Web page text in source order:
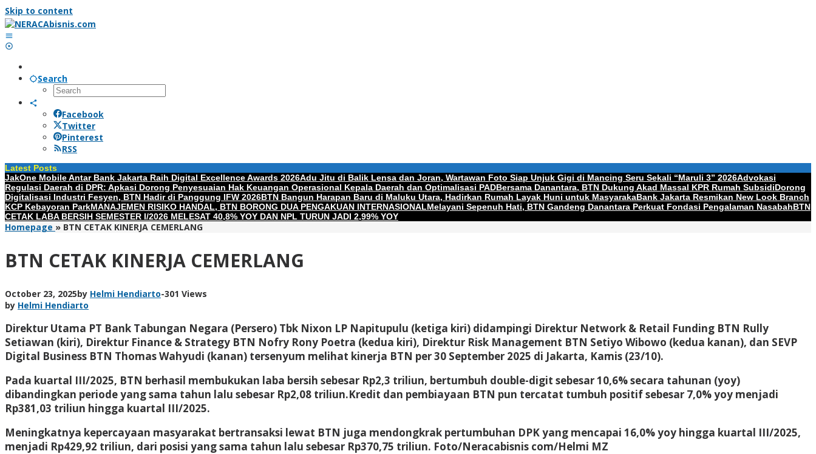
Skip to content
Search
Facebook
Twitter
Pinterest
RSS
Latest Posts
JakOne Mobile Antar Bank Jakarta Raih Digital Excellence Awards 2026Adu Jitu di Balik Lensa dan Joran, Wartawan Foto Siap Unjuk Gigi di Mancing Seru Sekali “Maruli 3” 2026Advokasi
Regulasi Daerah di DPR: Apkasi Dorong Penyesuaian Hak Keuangan Operasional Kepala Daerah dan Optimalisasi PADBersama Danantara, BTN Dukung Akad Massal KPR Rumah SubsidiDorong
Digitalisasi Industri Fesyen, BTN Hadir di Panggung IFW 2026BTN Bangun Harapan Baru di Maluku Utara, Hadirkan Rumah Layak Huni untuk MasyarakaBank Jakarta Resmikan New Look Branch
KCP Kebayoran ParkMANAJEMEN RISIKO HANDAL, BTN BORONG DUA PENGAKUAN INTERNASIONALMelayani Sepenuh Hati, BTN Gandeng Danantara Perkuat Fondasi Pengalaman NasabahBTN
CETAK LABA BERSIH SEMESTER I/2026 MELESAT 40,8% YOY DAN NPL TURUN JADI 2,99% YOY
Homepage » BTN CETAK KINERJA CEMERLANG
BTN CETAK KINERJA CEMERLANG
October 23, 2025by Helmi Hendiarto-301 Views
by Helmi Hendiarto
Direktur Utama PT Bank Tabungan Negara (Persero) Tbk Nixon LP Napitupulu (ketiga kiri) didampingi Direktur Network & Retail Funding BTN Rully
Setiawan (kiri), Direktur Finance & Strategy BTN Nofry Rony Poetra (kedua kiri), Direktur Risk Management BTN Setiyo Wibowo (kedua kanan), dan SEVP
Digital Business BTN Thomas Wahyudi (kanan) tersenyum melihat kinerja BTN per 30 September 2025 di Jakarta, Kamis (23/10).
Pada kuartal III/2025, BTN berhasil membukukan laba bersih sebesar Rp2,3 triliun, bertumbuh double-digit sebesar 10,6% secara tahunan (yoy)
dibandingkan periode yang sama tahun lalu sebesar Rp2,08 triliun.Kredit dan pembiayaan BTN pun tercatat tumbuh positif sebesar 7,0% yoy menjadi
Rp381,03 triliun hingga kuartal III/2025.
Meningkatnya kepercayaan masyarakat bertransaksi lewat BTN juga mendongkrak pertumbuhan DPK yang mencapai 16,0% yoy hingga kuartal III/2025,
menjadi Rp429,92 triliun, dari posisi yang sama tahun lalu sebesar Rp370,75 triliun. Foto/Neracabisnis com/Helmi MZ